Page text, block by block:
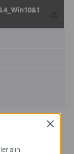
11 24H2
alın.
Close